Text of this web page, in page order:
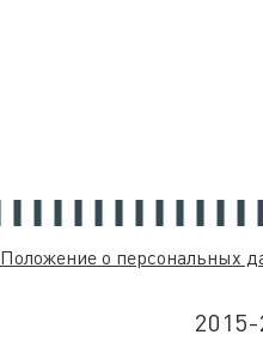
Положение о персональных